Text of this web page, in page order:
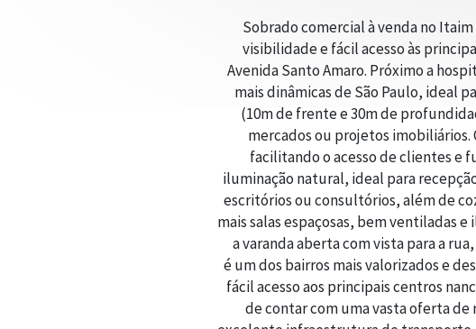
Sobrado comercial à venda no
visibilidade e fácil acesso às
Avenida Santo Amaro. Próximo a
mais dinâmicas de São Paulo, ideal
(10m de frente e 30m de
mercados ou projetos imobiliários.
facilitando o acesso de clientes e
iluminação natural, ideal para
escritórios ou consultórios, além de
mais salas espaçosas, bem ventiladas
a varanda aberta com vista para a
é um dos bairros mais valorizados e
fácil acesso aos principais centros
de contar com uma vasta oferta